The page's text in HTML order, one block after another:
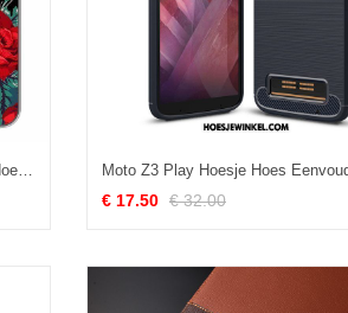
Moto Z3 Play Hoesje Bescherming Hoes Siliconen, Moto Z3 Play Hoesje Mobiele Telefoon All Inclusive
€ 17.50 € 32.00